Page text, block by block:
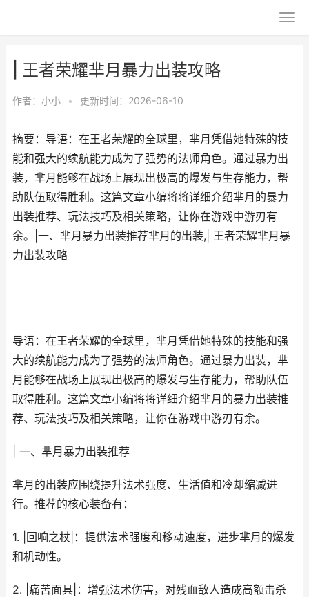
| 王者荣耀芈月暴力出装攻略
作者： 小小 • 更新时间：2026-06-10
摘要：导语：在王者荣耀的全球里，芈月凭借她特殊的技
能和强大的续航能力成为了强势的法师角色。通过暴力出
装，芈月能够在战场上展现出极高的爆发与生存能力，帮
助队伍取得胜利。这篇文章小编将将详细介绍芈月的暴力
出装推荐、玩法技巧及相关策略，让你在游戏中游刃有
余。|一、芈月暴力出装推荐芈月的出装,| 王者荣耀芈月暴
力出装攻略
导语：在王者荣耀的全球里，芈月凭借她特殊的技能和强
大的续航能力成为了强势的法师角色。通过暴力出装，芈
月能够在战场上展现出极高的爆发与生存能力，帮助队伍
取得胜利。这篇文章小编将将详细介绍芈月的暴力出装推
荐、玩法技巧及相关策略，让你在游戏中游刃有余。
| 一、芈月暴力出装推荐
芈月的出装应围绕提升法术强度、生活值和冷却缩减进
行。推荐的核心装备有：
1. |回响之杖|：提供法术强度和移动速度，进步芈月的爆发
和机动性。
2. |痛苦面具|：增强法术伤害，对残血敌人造成高额击杀